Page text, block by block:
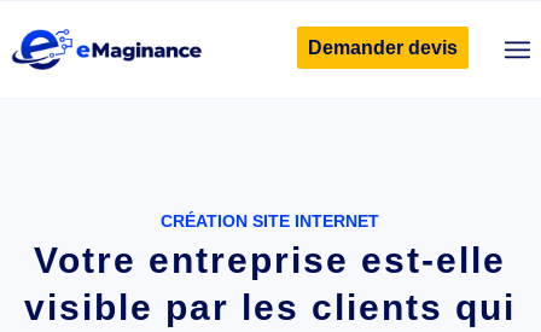
Demander devis
CRÉATION SITE INTERNET
Votre entreprise est-elle
visible par les clients qui